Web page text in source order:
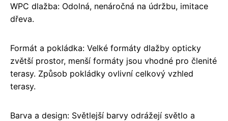
WPC dlažba: Odolná, nenáročná na údržbu, imitace
dřeva.
Formát a pokládka: Velké formáty dlažby opticky
zvětší prostor, menší formáty jsou vhodné pro členité
terasy. Způsob pokládky ovlivní celkový vzhled
terasy.
Barva a design: Světlejší barvy odrážejí světlo a